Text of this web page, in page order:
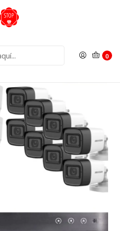
0
Kit 16 Cámaras
duro audio y color noche